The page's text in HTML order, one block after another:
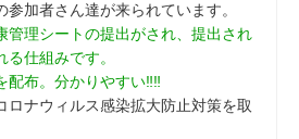
加者さん達が来られています。
管理シートの提出がされ、提出され
仕組みです。
配布。分かりやすい‼‼
ロナウィルス感染拡大防止対策を取